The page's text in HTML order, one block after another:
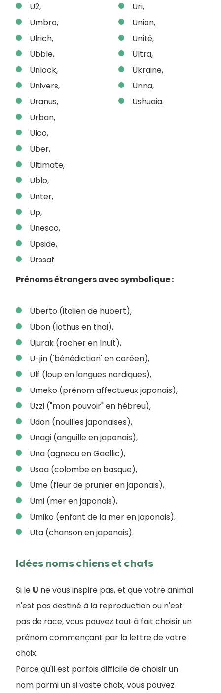
U2,
Umbro,
Ulrich,
Ubble,
Unlock,
Univers,
Uranus,
Urban,
Ulco,
Uber,
Ultimate,
Ublo,
Unter,
Up,
Unesco,
Upside,
Urssaf.
Uri,
Union,
Unité,
Ultra,
Ukraine,
Unna,
Ushuaia.
Prénoms étrangers avec symbolique :
Uberto (italien de hubert),
Ubon (lothus en thai),
Ujurak (rocher en Inuit),
U-jin ('bénédiction' en coréen),
Ulf (loup en langues nordiques),
Umeko (prénom affectueux japonais),
Uzzi ("mon pouvoir" en hébreu),
Udon (nouilles japonaises),
Unagi (anguille en japonais),
Una (agneau en Gaellic),
Usoa (colombe en basque),
Ume (fleur de prunier en japonais),
Umi (mer en japonais),
Umiko (enfant de la mer en japonais),
Uta (chanson en japonais).
Idées noms chiens et chats
Si le U ne vous inspire pas, et que votre animal
n'est pas destiné à la reproduction ou n'est
pas de race, vous pouvez tout à fait choisir un
prénom commençant par la lettre de votre
choix.
Parce qu'il est parfois difficile de choisir un
nom parmi un si vaste choix, vous pouvez